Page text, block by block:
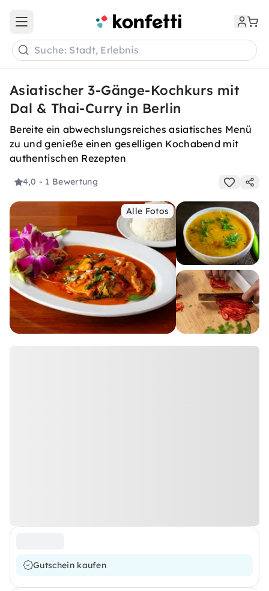
Open main menu
Suche: Stadt, Erlebnis
Asiatischer 3-Gänge-Kochkurs mit
Dal & Thai-Curry in Berlin
Bereite ein abwechslungsreiches asiatisches Menü
zu und genieße einen geselligen Kochabend mit
authentischen Rezepten
4,0 - 1 Bewertung
Alle Fotos
Gutschein kaufen